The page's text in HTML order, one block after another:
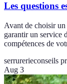
Les questions
Avant de choisir un
garantir un service
compétences de
serrurerieconseils
Aug 3